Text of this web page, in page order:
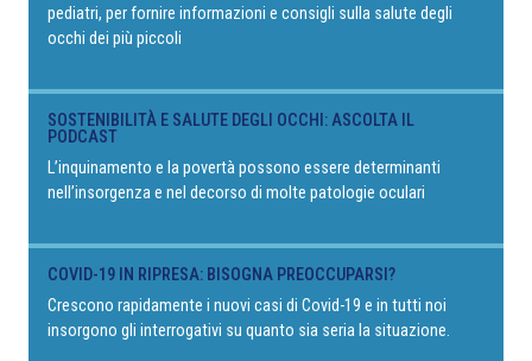
pediatri, per fornire informazioni e consigli sulla salute degli
occhi dei più piccoli
SOSTENIBILITÀ E SALUTE DEGLI OCCHI: ASCOLTA IL
PODCAST
L’inquinamento e la povertà possono essere determinanti
nell’insorgenza e nel decorso di molte patologie oculari
COVID-19 IN RIPRESA: BISOGNA PREOCCUPARSI?
Crescono rapidamente i nuovi casi di Covid-19 e in tutti noi
insorgono gli interrogativi su quanto sia seria la situazione.